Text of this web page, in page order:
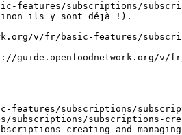
subscriptions/
ils y sont déjà !).
v/fr/basic-features/
guide.openfoodnetwork.org/
subscriptions/
subscriptions-
creating-and-